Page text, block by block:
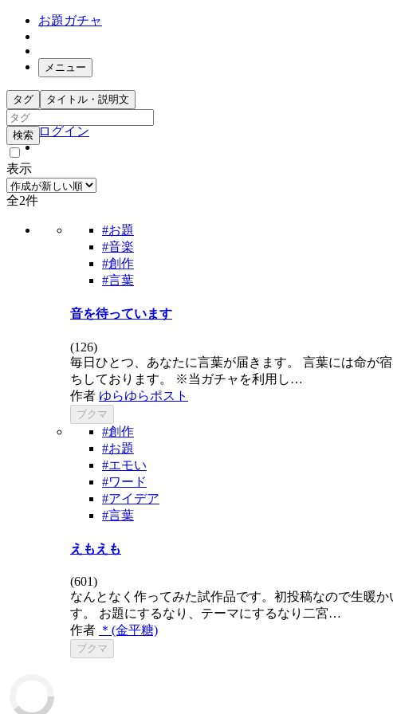
お題ガチャ
メニュー
お題箱
ガチャ検索
ログイン
タグ タイトル・説明文
検索
表示
全2件
#お題
#音楽
#創作
#言葉
音を待っています
(126)
毎日ひとつ、あなたに言葉が届きます。 言葉には命が
ちしております。 ※当ガチャを利用し…
作者 ゆらゆらポスト
ブクマ
#創作
#お題
#エモい
#ワード
#アイデア
#言葉
えもえも
(601)
なんとなく作ってみた試作品です。初投稿なので生暖
す。 お題にするなり、テーマにするなり二宮…
作者 ＊(金平糖)
ブクマ